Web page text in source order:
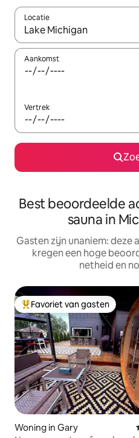
Locatie
Wanneer er resultaten
Aankomst
Vertrek
Best beoordeelde
sauna in
Gasten zijn unaniem: deze
kregen een hoge
netheid en
Topfavoriet van gasten
Favoriet van gasten
Woning in Gary